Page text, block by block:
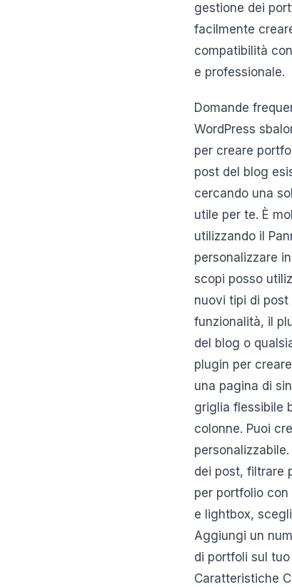
gestione dei
facilmente
compatibilità
e professionale.
Domande
WordPress
per creare
post del blog
cercando una
utile per te. È
utilizzando il
personalizzare
scopi posso
nuovi tipi di
funzionalità, il
del blog o
plugin per
una pagina di
griglia flessibile
colonne. Puoi
dei post, filtrare
per portfolio con
e lightbox,
Aggiungi un
di portfoli sul
Caratteristiche